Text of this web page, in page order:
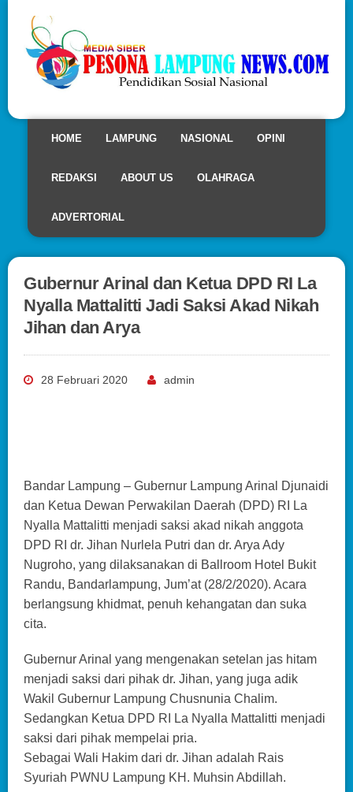
HOME LAMPUNG NASIONAL OPINI
REDAKSI ABOUT US OLAHRAGA
ADVERTORIAL
Gubernur Arinal dan Ketua DPD RI La
Nyalla Mattalitti Jadi Saksi Akad Nikah
Jihan dan Arya
28 Februari 2020 admin
Bandar Lampung – Gubernur Lampung Arinal Djunaidi
dan Ketua Dewan Perwakilan Daerah (DPD) RI La
Nyalla Mattalitti menjadi saksi akad nikah anggota
DPD RI dr. Jihan Nurlela Putri dan dr. Arya Ady
Nugroho, yang dilaksanakan di Ballroom Hotel Bukit
Randu, Bandarlampung, Jum’at (28/2/2020). Acara
berlangsung khidmat, penuh kehangatan dan suka
cita.
Gubernur Arinal yang mengenakan setelan jas hitam
menjadi saksi dari pihak dr. Jihan, yang juga adik
Wakil Gubernur Lampung Chusnunia Chalim.
Sedangkan Ketua DPD RI La Nyalla Mattalitti menjadi
saksi dari pihak mempelai pria.
Sebagai Wali Hakim dari dr. Jihan adalah Rais
Syuriah PWNU Lampung KH. Muhsin Abdillah.